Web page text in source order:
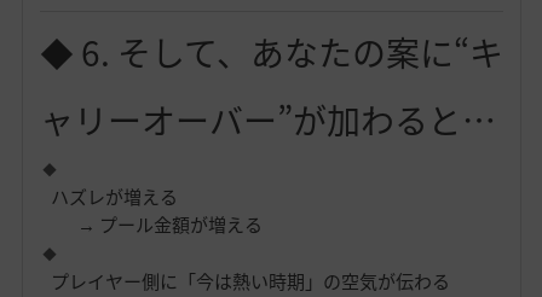
◆ 6. そして、あなたの案に“キ
ャリーオーバー”が加わると…
ハズレが増える
→ プール金額が増える
プレイヤー側に「今は熱い時期」の空気が伝わる